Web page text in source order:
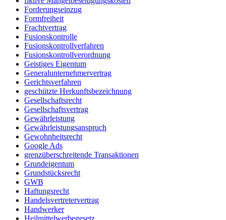
Forderungseinzug
Formfreiheit
Frachtvertrag
Fusionskontrolle
Fusionskontrollverfahren
Fusionskontrollverordnung
Geistiges Eigentum
Generalunternehmervertrag
Gerichtsverfahren
geschützte Herkunftsbezeichnung
Gesellschaftsrecht
Gesellschaftsvertrag
Gewährleistung
Gewährleistungsanspruch
Gewohnheitsrecht
Google Ads
grenzüberschreitende Transaktionen
Grundeigentum
Grundstücksrecht
GWB
Haftungsrecht
Handelsvertretervertrag
Handwerker
Heilmittelwerbegesetz